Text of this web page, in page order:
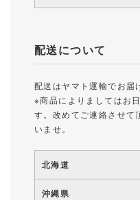
配送について
配送はヤマト運輸でお届
※商品によりましてはお
す。改めてご連絡させて
いませ。
北海道
沖縄県